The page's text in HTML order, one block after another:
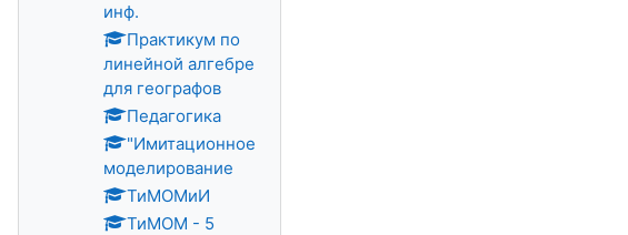
инф.
Практикум по
линейной алгебре
для географов
Педагогика
"Имитационное
моделирование
ТиМОМиИ
ТиМОМ - 5